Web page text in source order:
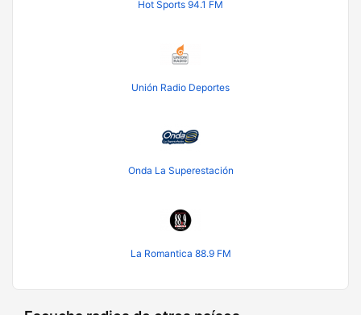
Hot Sports 94.1 FM
Unión Radio Deportes
Onda La Superestación
La Romantica 88.9 FM